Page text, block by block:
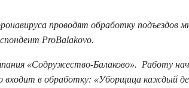
проводят обработку подъездов
ProBalakovo.
«Содружество-Балаково». Работу
входит в обработку: «Уборщица каждый